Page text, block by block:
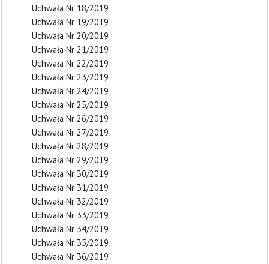
Uchwała Nr 18/2019
Uchwała Nr 19/2019
Uchwała Nr 20/2019
Uchwała Nr 21/2019
Uchwała Nr 22/2019
Uchwała Nr 23/2019
Uchwała Nr 24/2019
Uchwała Nr 25/2019
Uchwała Nr 26/2019
Uchwała Nr 27/2019
Uchwała Nr 28/2019
Uchwała Nr 29/2019
Uchwała Nr 30/2019
Uchwała Nr 31/2019
Uchwała Nr 32/2019
Uchwała Nr 33/2019
Uchwała Nr 34/2019
Uchwała Nr 35/2019
Uchwała Nr 36/2019